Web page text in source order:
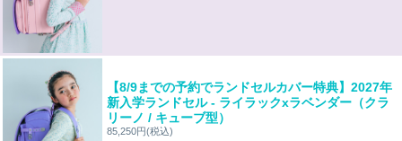
【8/9までの予約でランドセルカバー特典】2027年
新入学ランドセル - ライラックxラベンダー（クラ
リーノ / キューブ型）
85,250円(税込)